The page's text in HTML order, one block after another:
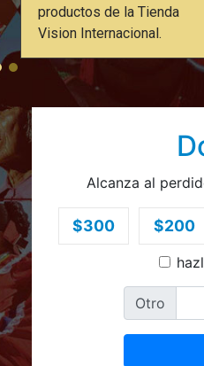
productos de la Tienda
Vision Internacional.
Alcanza al
$300 $200
Otro